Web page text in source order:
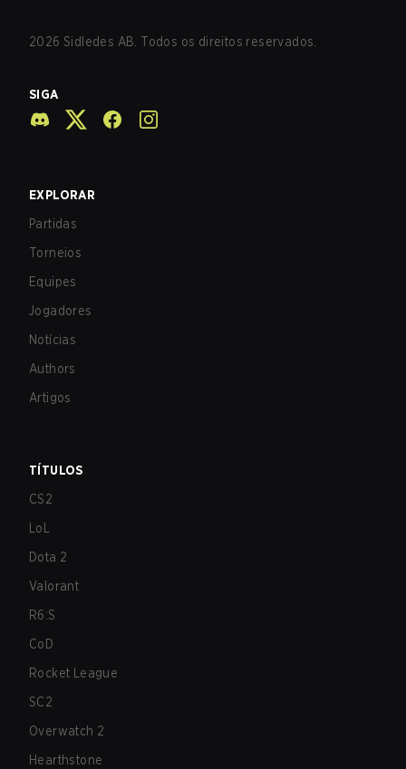
2026 Sidledes AB. Todos os direitos reservados.
SIGA
EXPLORAR
Partidas
Torneios
Equipes
Jogadores
Notícias
Authors
Artigos
TÍTULOS
CS2
LoL
Dota 2
Valorant
R6:S
CoD
Rocket League
SC2
Overwatch 2
Hearthstone